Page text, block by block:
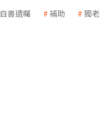
自書遺囑 補助 獨老